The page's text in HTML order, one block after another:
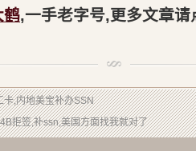
鹤,一手老字号,更多文章请
,内地美宝补办SSN
拒签,补ssn,美国方面找我就对了